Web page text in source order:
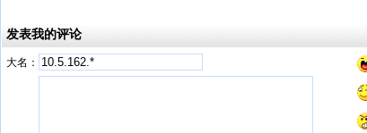
发表我的评论
大名：